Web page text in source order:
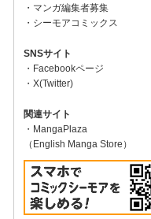
マンガ編集者募集
シーモアコミックス
SNSサイト
Facebookページ
X(Twitter)
関連サイト
MangaPlaza
（English Manga Store）